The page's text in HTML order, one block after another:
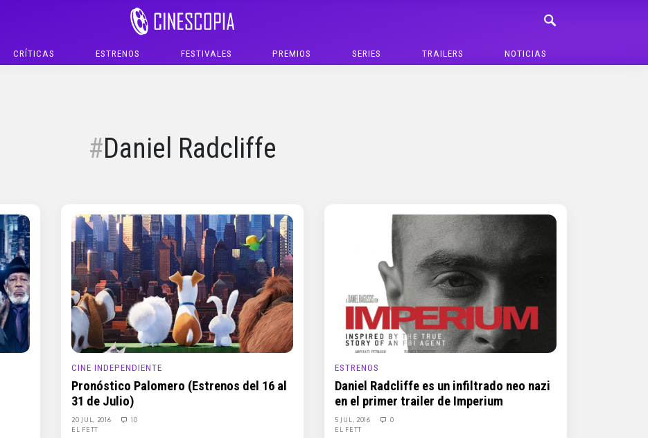
CRÍTICAS ESTRENOS FESTIVALES PREMIOS SERIES TRAILERS NOTICIAS
Daniel Radcliffe
CINE INDEPENDIENTE
Pronóstico Palomero (Estrenos del 16 al
31 de Julio)
20 JUL, 2016
10
EL FETT
ESTRENOS
Daniel Radcliffe es un infiltrado neo nazi
en el primer trailer de Imperium
5 JUL, 2016
0
EL FETT